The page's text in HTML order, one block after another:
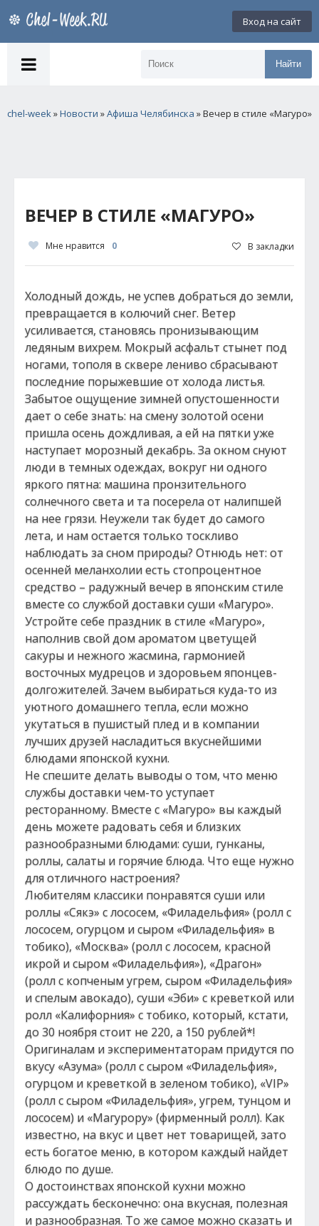
Вход на сайт
Найти
chel-week»Новости »Афиша Челябинска » Вечер в стиле «Магуро»
ВЕЧЕР В СТИЛЕ «МАГУРО»
Мне нравится 0 В закладки
Холодный дождь, не успев добраться до земли,
превращается в колючий снег. Ветер
усиливается, становясь пронизывающим
ледяным вихрем. Мокрый асфальт стынет под
ногами, тополя в сквере лениво сбрасывают
последние порыжевшие от холода листья.
Забытое ощущение зимней опустошенности
дает о себе знать: на смену золотой осени
пришла осень дождливая, а ей на пятки уже
наступает морозный декабрь. За окном снуют
люди в темных одеждах, вокруг ни одного
яркого пятна: машина пронзительного
солнечного света и та посерела от налипшей
на нее грязи. Неужели так будет до самого
лета, и нам остается только тоскливо
наблюдать за сном природы? Отнюдь нет: от
осенней меланхолии есть стопроцентное
средство – радужный вечер в японским стиле
вместе со службой доставки суши «Магуро».
Устройте себе праздник в стиле «Магуро»,
наполнив свой дом ароматом цветущей
сакуры и нежного жасмина, гармонией
восточных мудрецов и здоровьем японцев-
долгожителей. Зачем выбираться куда-то из
уютного домашнего тепла, если можно
укутаться в пушистый плед и в компании
лучших друзей насладиться вкуснейшими
блюдами японской кухни.
Не спешите делать выводы о том, что меню
службы доставки чем-то уступает
ресторанному. Вместе с «Магуро» вы каждый
день можете радовать себя и близких
разнообразными блюдами: суши, гунканы,
роллы, салаты и горячие блюда. Что еще нужно
для отличного настроения?
Любителям классики понравятся суши или
роллы «Сякэ» с лососем, «Филадельфия» (ролл с
лососем, огурцом и сыром «Филадельфия» в
тобико), «Москва» (ролл с лососем, красной
икрой и сыром «Филадельфия»), «Драгон»
(ролл с копченым угрем, сыром «Филадельфия»
и спелым авокадо), суши «Эби» с креветкой или
ролл «Калифорния» с тобико, который, кстати,
до 30 ноября стоит не 220, а 150 рублей*!
Оригиналам и экспериментаторам придутся по
вкусу «Азума» (ролл с сыром «Филадельфия»,
огурцом и креветкой в зеленом тобико), «VIP»
(ролл с сыром «Филадельфия», угрем, тунцом и
лососем) и «Магурору» (фирменный ролл). Как
известно, на вкус и цвет нет товарищей, зато
есть богатое меню, в котором каждый найдет
блюдо по душе.
О достоинствах японской кухни можно
рассуждать бесконечно: она вкусная, полезная
и разнообразная. То же самое можно сказать и